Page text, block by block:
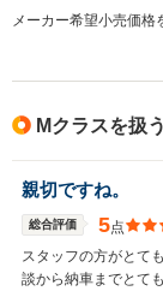
Mクラスを扱
親切ですね。
総合評価 5点
スタッフの方がとて
談から納車までとて